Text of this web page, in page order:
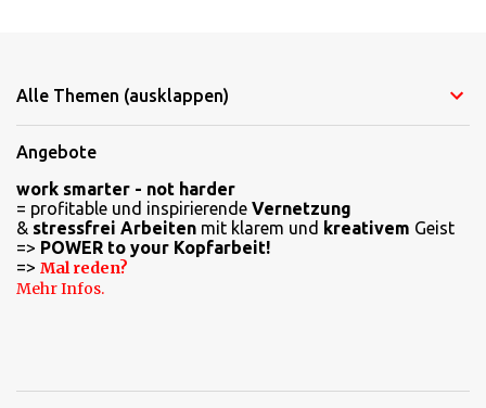
m
n
t
a
r
e
Alle Themen (ausklappen)
Angebote
work smarter - not harder
= profitable und inspirierende Vernetzung
& stressfrei Arbeiten mit klarem und kreativem Geist
=> POWER to your Kopfarbeit!
=> Mal reden?
Mehr Infos.